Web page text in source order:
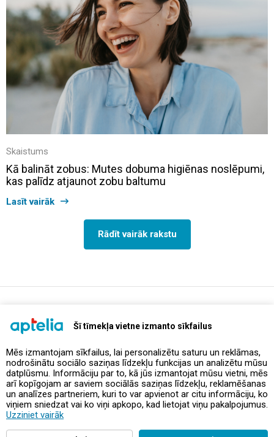
Šī tīmekļa vietne izmanto sīkfailus
Mēs izmantojam sīkfailus, lai personalizētu saturu un reklāmas,
nodrošinātu sociālo saziņas līdzekļu funkcijas un analizētu mūsu
datplūsmu. Informāciju par to, kā jūs izmantojat mūsu vietni, mēs
arī kopīgojam ar saviem sociālās saziņas līdzekļu, reklamēšanas
un analīzes partneriem, kuri to var apvienot ar citu informāciju, ko
viņiem sniedzat vai ko viņi apkopo, kad lietojat viņu pakalpojumus.
Uzziniet vairāk
Skaistums
Kā balināt zobus: Mutes dobuma higiēnas noslēpumi,
kas palīdz atjaunot zobu baltumu
Lasīt vairāk
Rādīt vairāk rakstu
Piedāvājumi un akcijas
Kontakti